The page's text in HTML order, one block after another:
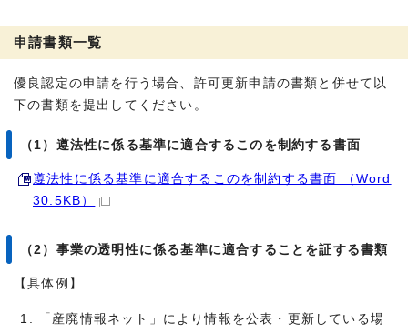
申請書類一覧
優良認定の申請を行う場合、許可更新申請の書類と併せて以
下の書類を提出してください。
（1）遵法性に係る基準に適合するこのを制約する書面
遵法性に係る基準に適合するこのを制約する書面 （Word
30.5KB）
（2）事業の透明性に係る基準に適合することを証する書類
【具体例】
「産廃情報ネット」により情報を公表・更新している場